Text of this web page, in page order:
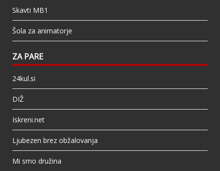
Skavti MB1
Šola za animatorje
ZA PARE
24kul.si
DIŽ
Iskreni.net
Ljubezen brez obžalovanja
Mi smo družina